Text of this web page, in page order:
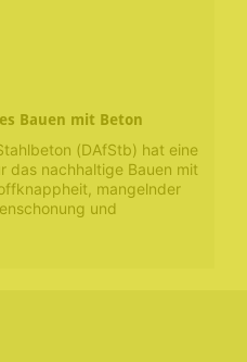
Bauen mit Beton
(DAfStb) hat eine
das nachhaltige Bauen mit
mangelnder
und